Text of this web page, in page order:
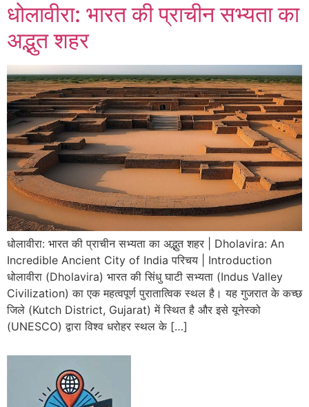
धोलावीरा: भारत की प्राचीन सभ्यता का
अद्भुत शहर
धोलावीरा: भारत की प्राचीन सभ्यता का अद्भुत शहर | Dholavira: An
Incredible Ancient City of India परिचय | Introduction
धोलावीरा (Dholavira) भारत की सिंधु घाटी सभ्यता (Indus Valley
Civilization) का एक महत्वपूर्ण पुरातात्विक स्थल है। यह गुजरात के कच्छ
जिले (Kutch District, Gujarat) में स्थित है और इसे यूनेस्को
(UNESCO) द्वारा विश्व धरोहर स्थल के […]